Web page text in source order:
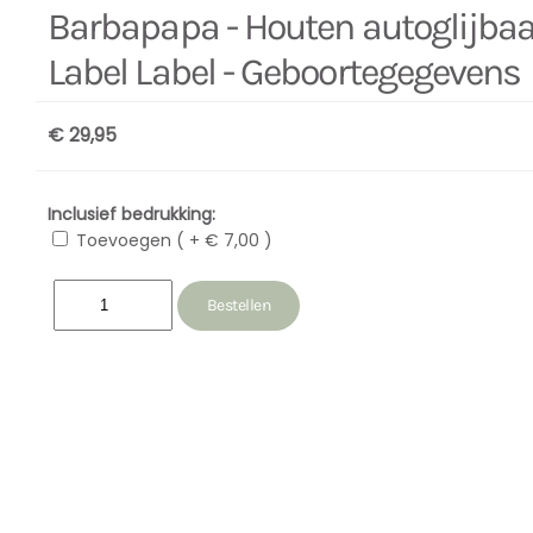
Barbapapa - Houten
Label Label - Geboortegegevens
€ 29,95
Inclusief bedrukking:
Toevoegen ( + € 7,00 )